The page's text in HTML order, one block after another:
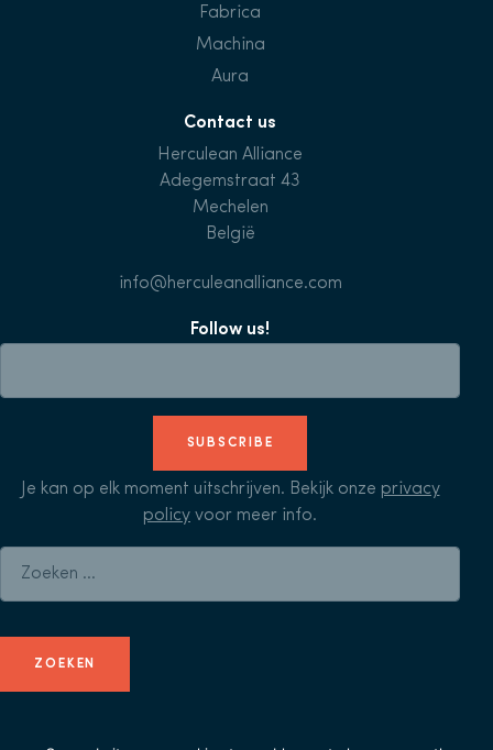
Fabrica
Machina
Aura
Contact us
Herculean Alliance
Adegemstraat 43
Mechelen
België
info@herculeanalliance.com
Follow us!
SUBSCRIBE
Je kan op elk moment uitschrijven. Bekijk onze privacy
policy voor meer info.